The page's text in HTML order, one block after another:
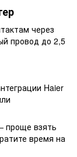
через
провод до 2,5
Haier
проще взять
время на